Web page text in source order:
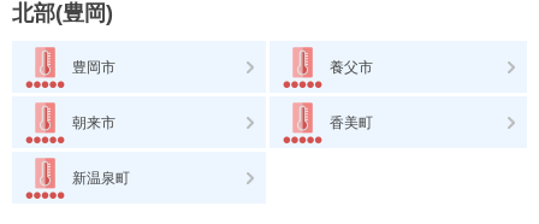
北部(豊岡)
豊岡市 養父市
朝来市 香美町
新温泉町